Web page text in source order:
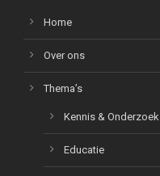
Home
Over ons
Thema’s
Kennis & Onderzoek
Educatie